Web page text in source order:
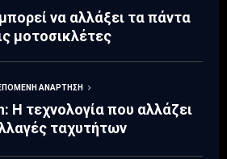
να αλλάξει τα πάντα
μοτοσικλέτες
ΑΝΆΡΤΗΣΗ
Η τεχνολογία που αλλάζει
ταχυτήτων